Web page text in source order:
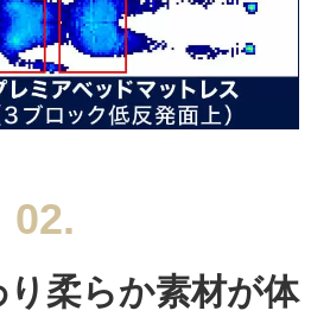
02.
柔らか素材が体